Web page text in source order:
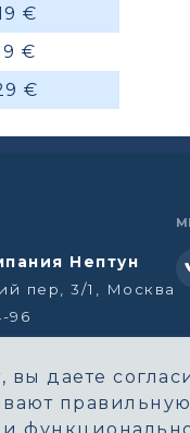
€
€
€
Нептун
пер, 3/1, Москва
96
даете
правильную